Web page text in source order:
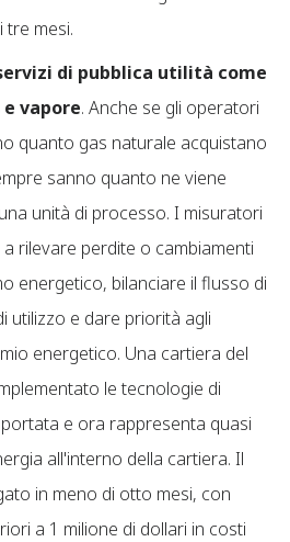
tre mesi.
di pubblica utilità come
vapore. Anche se gli operatori
quanto gas naturale acquistano
sanno quanto ne viene
unità di processo. I misuratori
rilevare perdite o cambiamenti
energetico, bilanciare il flusso di
utilizzo e dare priorità agli
energetico. Una cartiera del
le tecnologie di
e ora rappresenta quasi
all'interno della cartiera. Il
in meno di otto mesi, con
a 1 milione di dollari in costi